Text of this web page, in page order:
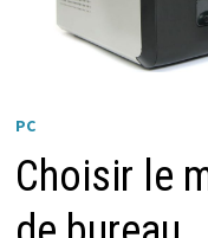
PC
Choisir le